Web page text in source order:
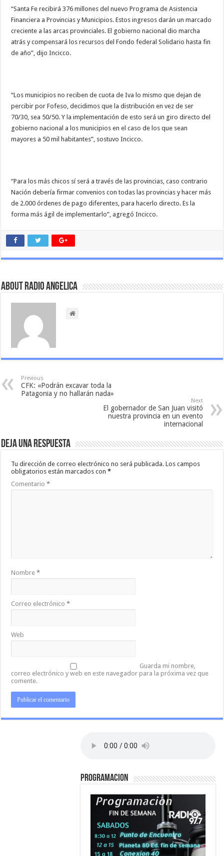
“Santa Fe recibirá 376 millones del nuevo Programa de Asistencia
Financiera a Provincias y Municipios. Estos ingresos darán un marcado
creciente a las arcas provinciales. El gobierno nacional dio marcha
atrás y compensará los recursos del Fondo federal Solidario hasta fin
de año”, dijo Incicco.
“Los municipios no reciben de cuota de Iva lo mismo que dejan de
percibir por Fofeso, decidimos que la distribución en vez de ser
70/30, sea 50/50. Y la implementación de esto será un giro directo del
gobierno nacional a los municipios en el caso de los que sean
mayores a 50 mil habitantes”, sostuvo Incicco.
“Para los más chicos sí será a través de las provincias, caso contrario
Nación debería firmar convenios con todas las provincias y hacer más
de 2.000 órdenes de pago diferentes, para hacerlo directo. Es la
forma más ágil de implementarlo”, agregó Incicco.
About Radio Angelica
Previous
CFK: «Podrán excavar toda la
Patagonia y no hallarán nada»
Next
El gobernador de San Juan visitó
nuestra provincia en un evento
internacional
Deja una respuesta
Tu dirección de correo electrónico no será publicada. Los campos
obligatorios están marcados con*
Comentario*
Nombre*
Correo electrónico*
Web
Guarda mi nombre,
correo electrónico y web en este navegador para la próxima vez que
comente.
PROGRAMACION